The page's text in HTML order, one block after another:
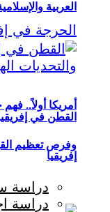
أمريكا أولاً..
إفريقيا
العربية
القطن في
وفرص تعظيم
دراسة
دراسة